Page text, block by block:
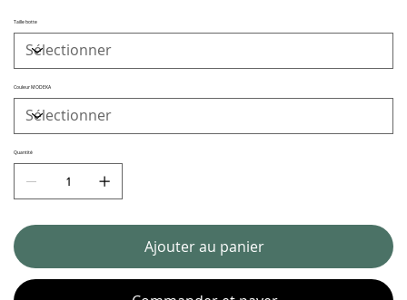
Taille botte
Couleur MODEKA
Quantité
Ajouter au panier